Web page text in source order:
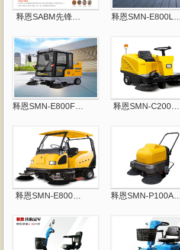
释恩SABM先锋一号扫地车释恩SMN-E800LD
释恩SMN-E800FB驾驶··· 释恩SMN-C200驾
释恩SMN-E800W驾驶式···释恩SMN-P100A手